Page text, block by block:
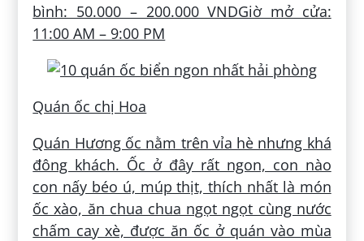
bình: 50.000 – 200.000 VNDGiờ mở cửa:
11:00 AM – 9:00 PM
Quán ốc chị Hoa
Quán Hương ốc nằm trên vỉa hè nhưng khá
đông khách. Ốc ở đây rất ngon, con nào
con nấy béo ú, múp thịt, thích nhất là món
ốc xào, ăn chua chua ngọt ngọt cùng nước
chấm cay xè, được ăn ốc ở quán vào mùa